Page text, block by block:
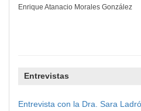
Enrique Atanacio Morales González
Entrevistas
Entrevista con la Dra. Sara